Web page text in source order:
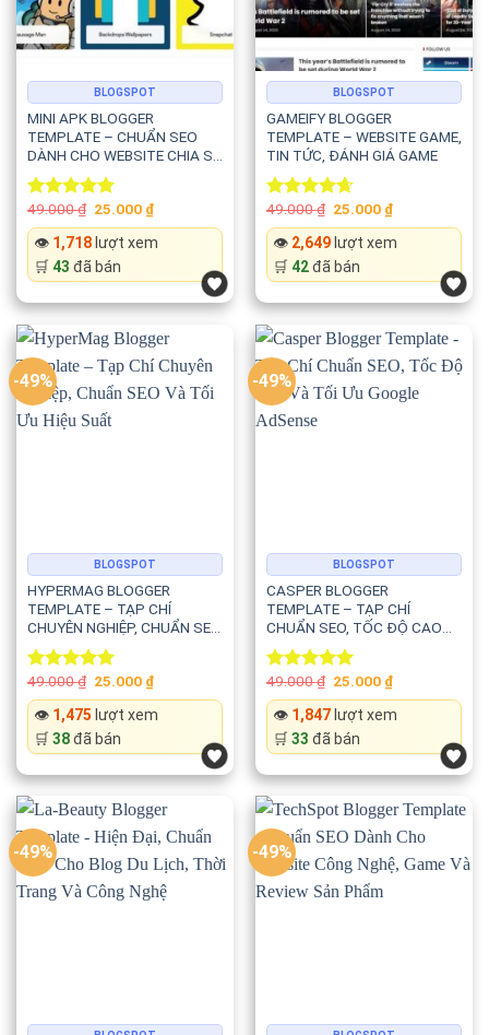
BLOGSPOT
MINI APK BLOGGER
TEMPLATE – CHUẨN SEO
DÀNH CHO WEBSITE CHIA SẺ
APK VÀ ỨNG DỤNG ANDROID
Rated5.00
out of 5
49.000₫ Original
was:
49.000 ₫.
25.000 ₫Current
price
is:
25.000 ₫.
👁️ 1,718lượt xem
🛒 43 đã bán
BLOGSPOT
GAMEIFY BLOGGER
TEMPLATE – WEBSITE GAME,
TIN TỨC, ĐÁNH GIÁ GAME
Rated4.67
out of 5
49.000₫ Original
was:
49.000 ₫.
25.000 ₫Current
price
is:
25.000 ₫.
👁️ 2,649lượt xem
🛒 42đã bán
-49%
BLOGSPOT
HYPERMAG BLOGGER
TEMPLATE – TẠP CHÍ
CHUYÊN NGHIỆP, CHUẨN SEO
VÀ TỐI ƯU HIỆU SUẤT
Rated5.00
out of 5
49.000₫ Original
was:
49.000 ₫.
25.000 ₫Current
price
is:
25.000 ₫.
👁️ 1,475 lượt xem
🛒 38đã bán
-49%
BLOGSPOT
CASPER BLOGGER
TEMPLATE – TẠP CHÍ
CHUẨN SEO, TỐC ĐỘ CAO
VÀ TỐI ƯU GOOGLE
ADSENSE
Rated5.00
out of 5
49.000₫ Original
was:
49.000 ₫.
25.000 ₫Current
price
is:
25.000 ₫.
👁️ 1,847lượt xem
🛒 33 đã bán
-49% -49%